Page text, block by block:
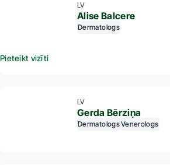
LV
Alise Balcere
Dermatologs
Pieteikt vizīti
LV
Gerda Bērziņa
DermatologsVenerologs